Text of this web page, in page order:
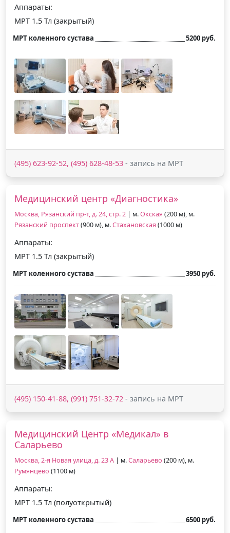
Аппараты:
МРТ 1.5 Тл (закрытый)
МРТ коленного сустава 5200 руб.
(495) 623-92-52, (495) 628-48-53 - запись на МРТ
Медицинский центр «Диагностика»
Москва, Рязанский пр-т, д. 24, стр. 2 | м.Окская (200 м), м.
Рязанский проспект(900 м), м.Стахановская (1000 м)
Аппараты:
МРТ 1.5 Тл (закрытый)
МРТ коленного сустава 3950 руб.
(495) 150-41-88, (991) 751-32-72 - запись на МРТ
Медицинский Центр «Медикал» в
Саларьево
Москва, 2-я Новая улица, д. 23 А | м.Саларьево (200 м), м.
Румянцево (1100 м)
Аппараты:
МРТ 1.5 Тл (полуоткрытый)
МРТ коленного сустава 6500 руб.